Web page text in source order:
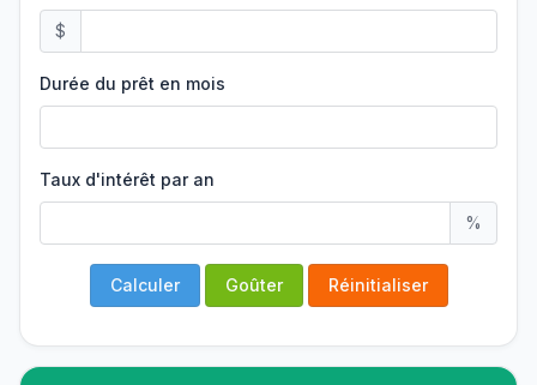
$
Durée du prêt en mois
Taux d'intérêt par an
%
Calculer Goûter Réinitialiser